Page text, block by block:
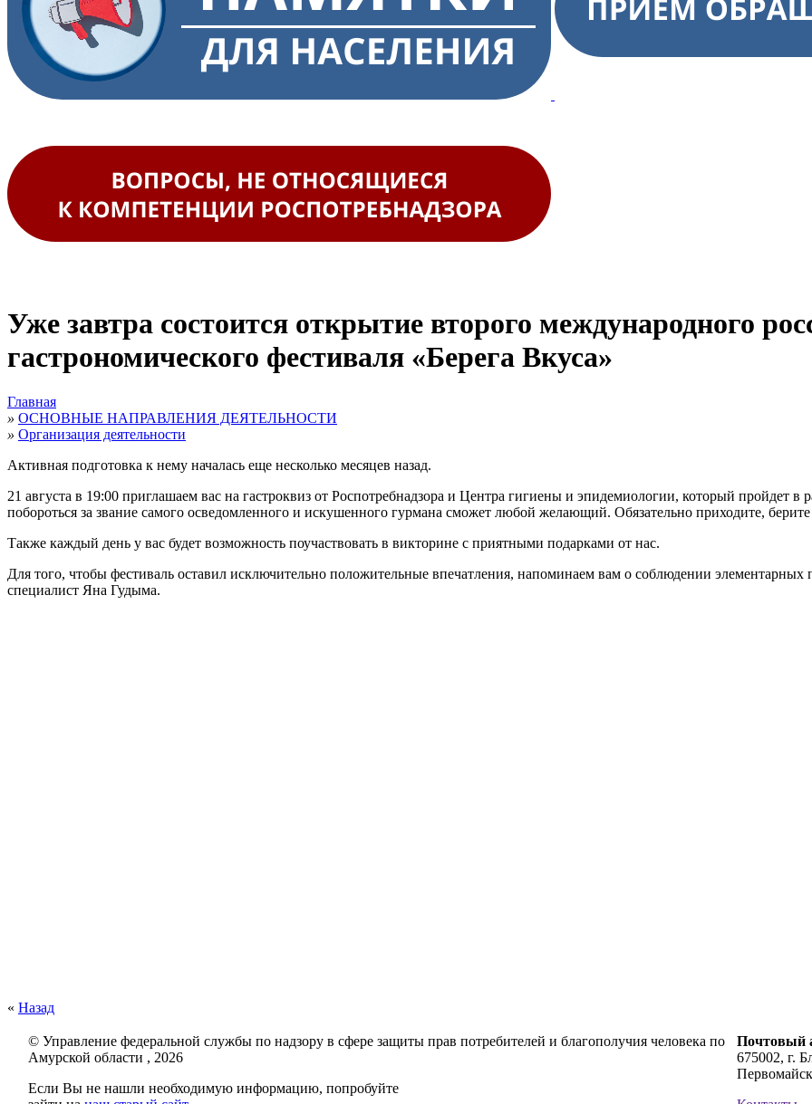
Уже завтра состоится открытие второго международного
гастрономического фестиваля «Берега Вкуса»
Главная
» ОСНОВНЫЕ НАПРАВЛЕНИЯ ДЕЯТЕЛЬНОСТИ
» Организация деятельности
Активная подготовка к нему началась еще несколько месяцев назад.
21 августа в 19:00 приглашаем вас на гастроквиз от Роспотребнадзора и Центра гигиены и эпидемиологии, который
побороться за звание самого осведомленного и искушенного гурмана сможет любой желающий. Обязательно приходите,
Также каждый день у вас будет возможность поучаствовать в викторине с приятными подарками от нас.
Для того, чтобы фестиваль оставил исключительно положительные впечатления, напоминаем вам о соблюдении
специалист Яна Гудыма.
« Назад
© Управление федеральной службы по надзору в сфере защиты прав потребителей и благополучия человека по
Амурской области , 2026
Если Вы не нашли необходимую информацию, попробуйте
Почтовый
675002, г.